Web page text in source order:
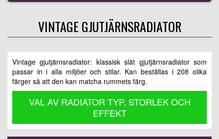
VINTAGE GJUTJÄRNSRADIATOR
Vintage gjutjärnsradiator: klassisk slät gjutjärnsradiator som
passar in i alla miljöer och stilar. Kan beställas i 208 olika
färger så att den kan matcha rummets färg.
VAL AV RADIATOR TYP, STORLEK OCH
EFFEKT